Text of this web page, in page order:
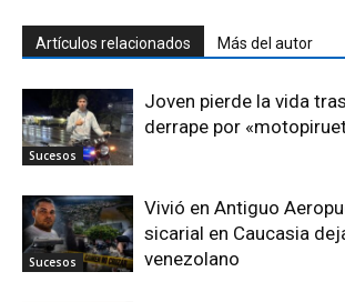
Artículos relacionados Más del autor
Sucesos
Joven pierde la vida
derrape por
Sucesos
Vivió en Antiguo
sicarial en Caucasia
venezolano